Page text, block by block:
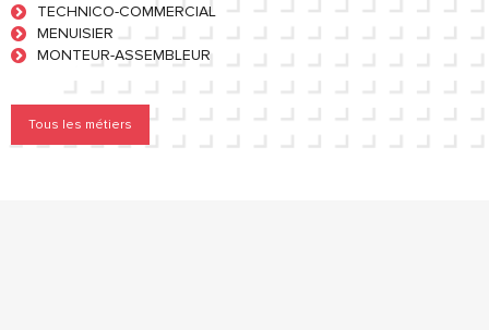
TECHNICO-COMMERCIAL
MENUISIER
MONTEUR-ASSEMBLEUR
Tous les métiers